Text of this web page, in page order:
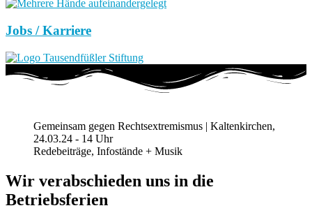
Jobs / Karriere
Gemeinsam gegen Rechtsextremismus | Kaltenkirchen,
24.03.24 - 14 Uhr
Redebeiträge, Infostände + Musik
Wir verabschieden uns in die
Betriebsferien